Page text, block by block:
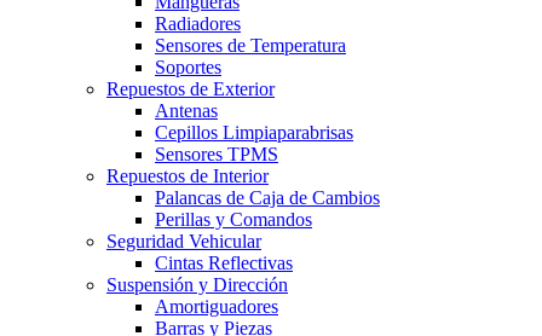
Radiadores
Sensores de Temperatura
Soportes
Repuestos de Exterior
Antenas
Cepillos Limpiaparabrisas
Sensores TPMS
Repuestos de Interior
Palancas de Caja de Cambios
Perillas y Comandos
Seguridad Vehicular
Cintas Reflectivas
Suspensión y Dirección
Amortiguadores
Barras y Piezas